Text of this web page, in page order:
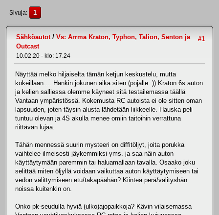
Sivuja 1
#1
Sähköautot/ Vs: Arrma Kraton, Typhon, Talion, Senton ja
Outcast
10.02.20 - klo: 17.24
Näyttää melko hiljaiselta tämän ketjun keskustelu, mutta
kokeillaan.... Hankin jokunen aika siten (pojalle :)) Kraton 6s auton
ja kelien salliessa olemme käyneet sitä testailemassa täällä
Vantaan ympäristössä. Kokemusta RC autoista ei ole sitten oman
lapsuuden, joten täysin alusta lähdetään liikkeelle. Hauska peli
tuntuu olevan ja 4S akulla menee omiin taitoihin verrattuna
riittävän lujaa.
Tähän mennessä suurin mysteeri on diffitöljyt, joita porukka
vaihtelee ilmeisesti jäykemmiksi yms. ja saa näin auton
käyttäytymään paremmin tai haluamallaan tavalla. Osaako joku
selittää miten öljyllä voidaan vaikuttaa auton käyttäytymiseen tai
vedon välittymiseen etu/takapäähän? Kiinteä perä/välityshän
noissa kuitenkin on.
Onko pk-seudulla hyviä (ulko)ajopaikkoja? Kävin vilaisemassa